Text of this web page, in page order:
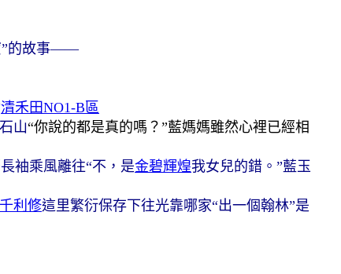
”的故事——
清禾田NO1-B區
山“你說的都是真的嗎？”藍媽媽雖然心裡已經相
袖乘風離往“不，是金碧輝煌我女兒的錯。”藍玉
利修這里繁衍保存下往光靠哪家“出一個翰林”是